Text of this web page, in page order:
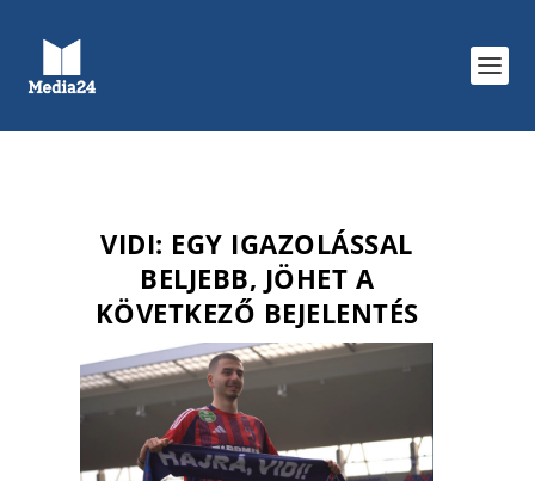
VIDI: EGY IGAZOLÁSSAL
BELJEBB, JÖHET A
KÖVETKEZŐ BEJELENTÉS